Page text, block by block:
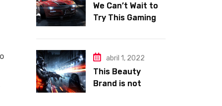
We Can’t Wait to
Try This Gaming
Trends.
abril 1, 2022
This Beauty
Brand is not